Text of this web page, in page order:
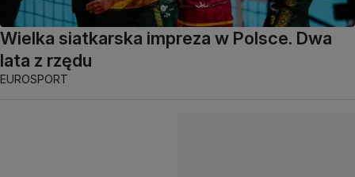
Wielka siatkarska impreza w Polsce. Dwa
lata z rzędu
EUROSPORT